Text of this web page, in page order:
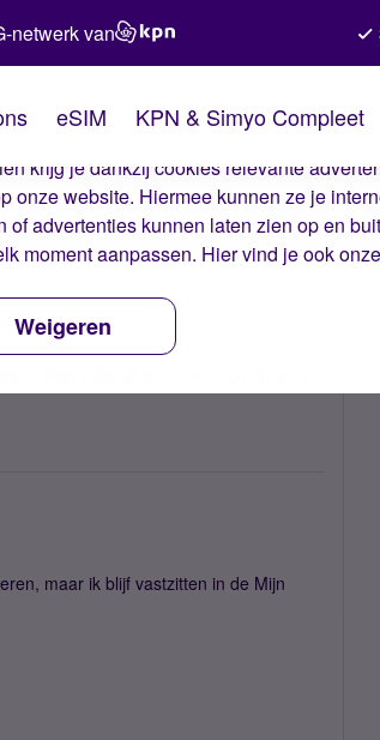
Met deze cookies zorgen wij ervoor
krijg je dankzij cookies relevante
onze website. Hiermee kunnen ze je
advertenties kunnen laten zien op en
moment aanpassen. Hier vind je ook onze
Weigeren
netwerk van
eSIM KPN & Simyo Compleet
“Aan de slag” — contract
maar ik blijf vastzitten in de Mijn